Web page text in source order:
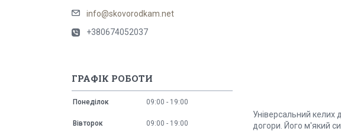
Універсальний
догори. Його м'який
info@skovorodkam.net
+380674052037
ГРАФІК РОБОТИ
Понеділок 09:00 19:00
Вівторок 09:00 19:00